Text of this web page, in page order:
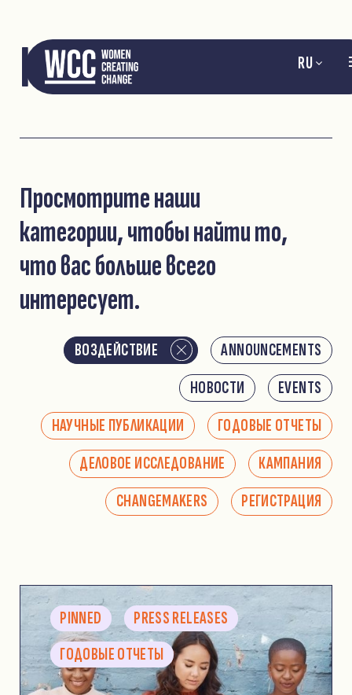
RU
НОВОСТИ
Просмотрите наши
категории, чтобы найти то,
что вас больше всего
интересует.
ВОЗДЕЙСТВИЕ
ANNOUNCEMENTS
НОВОСТИ
EVENTS
НАУЧНЫЕ ПУБЛИКАЦИИ
ГОДОВЫЕ ОТЧЕТЫ
ДЕЛОВОЕ ИССЛЕДОВАНИЕ
КАМПАНИЯ
CHANGEMAKERS
РЕГИСТРАЦИЯ
PINNED
PRESS RELEASES
ГОДОВЫЕ ОТЧЕТЫ